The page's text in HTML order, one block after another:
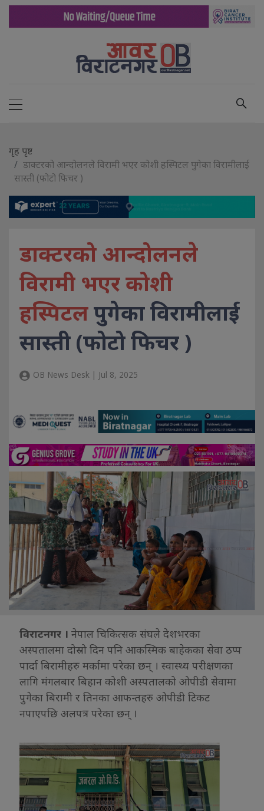
गृह पृष्ट
डाक्टरको आन्दोलनले विरामी भएर कोशी हस्पिटल पुगेका विरामीलाई
सास्ती (फोटो फिचर )
डाक्टरको आन्दोलनले
विरामी भएर कोशी
हस्पिटलपुगेका विरामीलाई
सास्ती (फोटो फिचर )
OB News Desk | Jul 8, 2025
विराटनगर । नेपाल चिकित्सक संघले देशभरका
अस्पतालमा दोस्रो दिन पनि आकस्मिक बाहेकका सेवा ठप्प
पार्दा बिरामीहरु मर्कामा परेका छन् । स्वास्थ्य परीक्षणका
लागि मंगलबार बिहान कोशी अस्पतालको ओपीडी सेवामा
पुगेका बिरामी र तिनका आफन्तहरु ओपीडी टिकट
नपाएपछि अलपत्र परेका छन् ।